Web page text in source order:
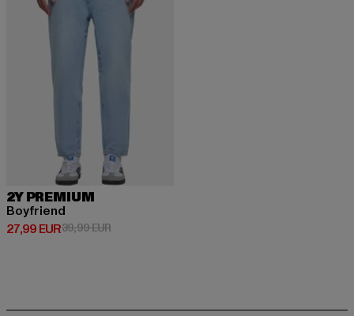
2Y PREMIUM
Boyfriend
27,99 EUR
Prix courant: 27,99 EUR
39,99 EURPrix en promotion: 39,99 EUR